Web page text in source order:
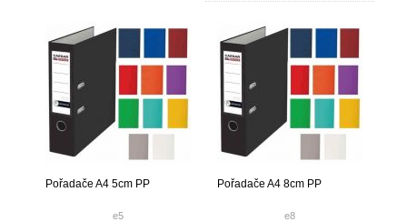
Pořadače A4 5cm PP
e5
Pořadače A4 8cm PP
e8